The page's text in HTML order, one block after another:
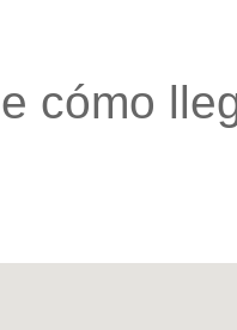
cómo